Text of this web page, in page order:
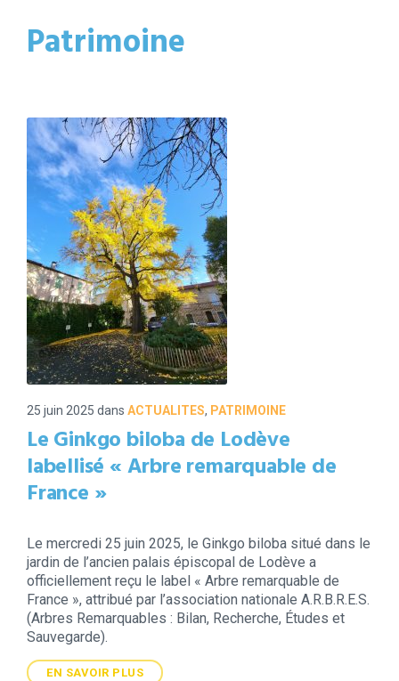
Patrimoine
25 juin 2025 dans ACTUALITES, PATRIMOINE
Le Ginkgo biloba de Lodève
labellisé « Arbre remarquable de
France »
Le mercredi 25 juin 2025, le Ginkgo biloba situé dans le
jardin de l’ancien palais épiscopal de Lodève a
officiellement reçu le label « Arbre remarquable de
France », attribué par l’association nationale A.R.B.R.E.S.
(Arbres Remarquables : Bilan, Recherche, Études et
Sauvegarde).
EN SAVOIR PLUS